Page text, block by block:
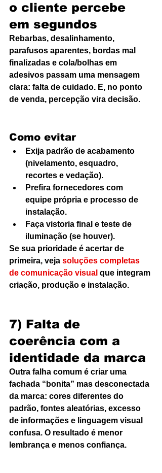
o cliente percebe
em segundos
Rebarbas, desalinhamento,
parafusos aparentes, bordas mal
finalizadas e cola/bolhas em
adesivos passam uma mensagem
clara: falta de cuidado. E, no ponto
de venda, percepção vira decisão.
Como evitar
Exija padrão de acabamento
(nivelamento, esquadro,
recortes e vedação).
Prefira fornecedores com
equipe própria e processo de
instalação.
Faça vistoria final e teste de
iluminação (se houver).
Se sua prioridade é acertar de
primeira, veja soluções completas
de comunicação visual que integram
criação, produção e instalação.
7) Falta de
coerência com a
identidade da marca
Outra falha comum é criar uma
fachada “bonita” mas desconectada
da marca: cores diferentes do
padrão, fontes aleatórias, excesso
de informações e linguagem visual
confusa. O resultado é menor
lembrança e menos confiança.